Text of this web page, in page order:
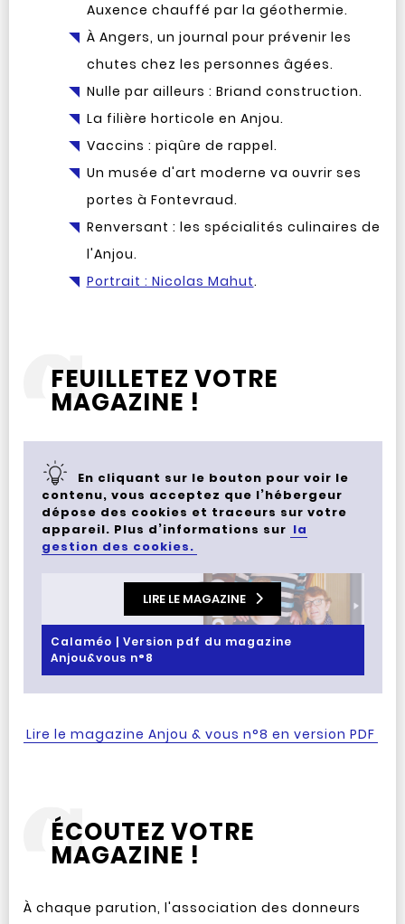
Auxence chauffé par la géothermie.
À Angers, un journal pour prévenir les
chutes chez les personnes âgées.
Nulle par ailleurs : Briand construction.
La filière horticole en Anjou.
Vaccins : piqûre de rappel.
Un musée d'art moderne va ouvrir ses
portes à Fontevraud.
Renversant : les spécialités culinaires de
l'Anjou.
Portrait : Nicolas Mahut.
FEUILLETEZ VOTRE
MAGAZINE !
En cliquant sur le bouton pour voir le
contenu, vous acceptez que l’hébergeur
dépose des cookies et traceurs sur votre
appareil. Plus d’informations sur la
gestion des cookies.
LIRE LE MAGAZINE
Calaméo | Version pdf du magazine
Anjou&vous n°8
Lire le magazine Anjou & vous n°8 en version PDF
ÉCOUTEZ VOTRE
MAGAZINE !
À chaque parution, l'association des donneurs